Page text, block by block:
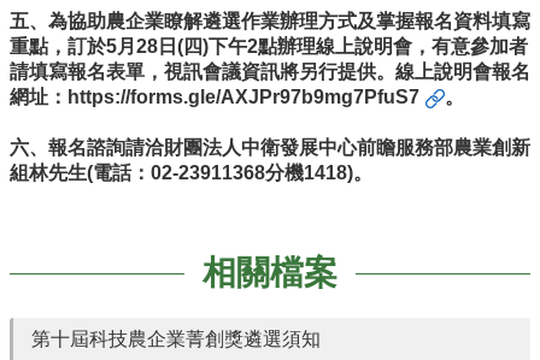
五、為協助農企業瞭解遴選作業辦理方式及掌握報名資料填寫
重點，訂於5月28日(四)下午2點辦理線上說明會，有意參加者
請填寫報名表單，視訊會議資訊將另行提供。線上說明會報名
網址： https://forms.gle/AXJPr97b9mg7PfuS7 。
六、報名諮詢請洽財團法人中衛發展中心前瞻服務部農業創新
組林先生(電話：02-23911368分機1418)。
相關檔案
第十屆科技農企業菁創獎遴選須知